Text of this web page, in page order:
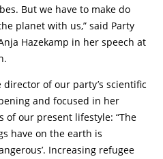
But we have to make do
planet with us,” said Party
Hazekamp in her speech at
of our party’s scientific
and focused in her
of our present lifestyle: “The
have on the earth is
Increasing refugee